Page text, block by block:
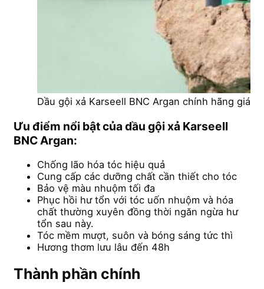
Dầu gội xả Karseell BNC Argan chính hãng giá rẻ
Ưu điểm nổi bật của dầu gội xả Karseell
BNC Argan:
Chống lão hóa tóc hiệu quả
Cung cấp các dưỡng chất cần thiết cho tóc
Bảo vệ màu nhuộm tối đa
Phục hồi hư tổn với tóc uốn nhuộm và hóa
chất thường xuyên đồng thời ngăn ngừa hư
tổn sau này.
Tóc mềm mượt, suôn và bóng sáng tức thì
Hương thơm lưu lâu đến 48h
Thành phần chính